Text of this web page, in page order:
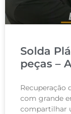
Solda
peças –
Recuperação
com grande
compartilhar